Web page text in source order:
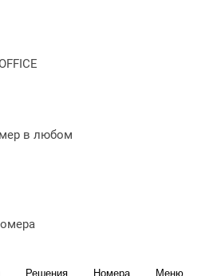
в любом
Решения Номера Меню
зачем он нужен
на Авито
их решения
о бизнесе, то часто нужно
даже сотни объявлений
создание, обновление и контроль